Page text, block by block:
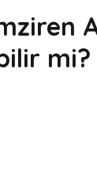
mi?